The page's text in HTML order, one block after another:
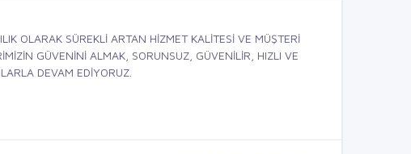
OLARAK SÜREKLİ ARTAN HİZMET KALİTESİ VE MÜŞTERİ
GÜVENİNİ ALMAK, SORUNSUZ, GÜVENİLİR, HIZLI VE
DEVAM EDİYORUZ.